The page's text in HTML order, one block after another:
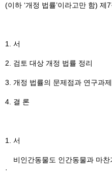
(이하 ‘개정 법률’이라고만 함)
1. 서
2. 검토 대상 개정 법률 정리
3. 개정 법률의 문제점과 연구과제
4. 결 론
1. 서
비인간동물도 인간동물과 마찬
·